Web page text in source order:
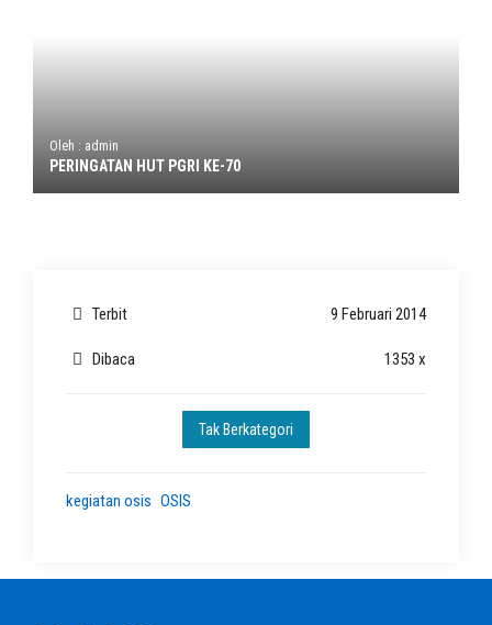
Oleh : admin
PERINGATAN HUT PGRI KE-70
Terbit 9 Februari 2014
Dibaca 1353 x
Tak Berkategori
kegiatan osis OSIS